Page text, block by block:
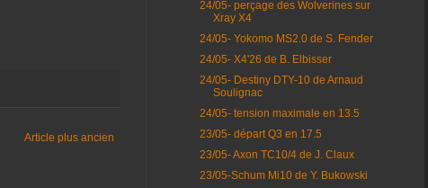
Article plus ancien
24/05- perçage des Wolverines sur
Xray X4
24/05- Yokomo MS2.0 de S. Fender
24/05- X4'26 de B. Elbisser
24/05- Destiny DTY-10 de Arnaud
Soulignac
24/05- tension maximale en 13.5
23/05- départ Q3 en 17.5
23/05- Axon TC10/4 de J. Claux
23/05-Schum Mi10 de Y. Bukowski